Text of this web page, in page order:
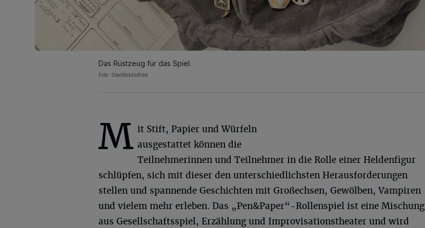
Das Rüstzeug für das Spiel.
Foto: Stadtbibliothek
M it Stift, Papier und Würfeln
ausgestattet können die
Teilnehmerinnen und Teilnehmer in die Rolle einer Heldenfigur
schlüpfen, sich mit dieser den unterschiedlichsten Herausforderungen
stellen und spannende Geschichten mit Großechsen, Gewölben, Vampiren
und vielem mehr erleben. Das „Pen&Paper“-Rollenspiel ist eine Mischung
aus Gesellschaftsspiel, Erzählung und Improvisationstheater und wird